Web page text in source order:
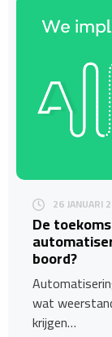
26 JANUARI
De
boord?
wat
krijgen…